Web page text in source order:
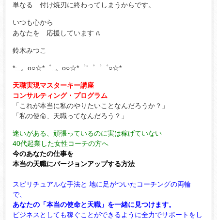
単なる 付け焼刃に終わってしまうからです。
いつも心から
あなたを 応援しています
鈴木みつこ
*:..。o○☆*゜..。o○☆*゜¨゜゜゜○☆*
天職実現マスターキー講座
コンサルティング・プログラム
「これが本当に私のやりたいことなんだろうか？」
「私の使命、天職ってなんだろう？」
迷いがある、頑張っているのに実は稼げていない
40代起業した女性コーチの方へ
今のあなたの仕事を
本当の天職にバージョンアップする方法
スピリチュアルな手法と 地に足がついたコーチングの両輪
で、
あなたの「本当の使命と天職」を一緒に見つけます。
ビジネスとしても稼ぐことができるように全力でサポートをし